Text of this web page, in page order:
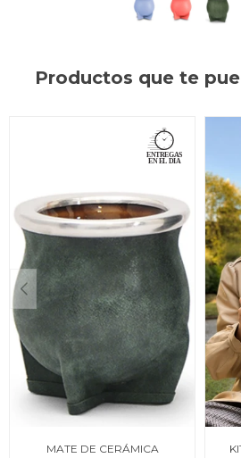
Productos que te
MATE DE CERÁMICA